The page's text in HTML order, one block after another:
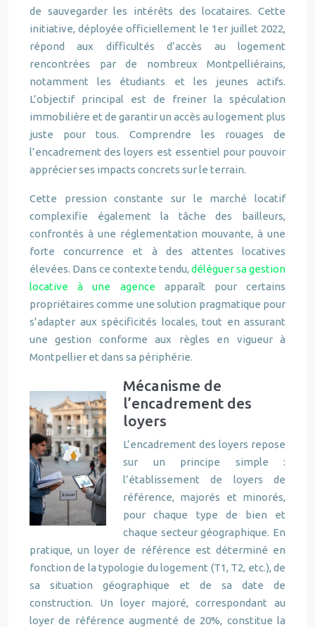
de sauvegarder les intérêts des locataires. Cette
initiative, déployée officiellement le 1er juillet 2022,
répond aux difficultés d’accès au logement
rencontrées par de nombreux Montpelliérains,
notamment les étudiants et les jeunes actifs.
L’objectif principal est de freiner la spéculation
immobilière et de garantir un accès au logement plus
juste pour tous. Comprendre les rouages de
l’encadrement des loyers est essentiel pour pouvoir
apprécier ses impacts concrets sur le terrain.
Cette pression constante sur le marché locatif
complexifie également la tâche des bailleurs,
confrontés à une réglementation mouvante, à une
forte concurrence et à des attentes locatives
élevées. Dans ce contexte tendu, déléguer sa gestion
locative à une agenceapparaît pour certains
propriétaires comme une solution pragmatique pour
s’adapter aux spécificités locales, tout en assurant
une gestion conforme aux règles en vigueur à
Montpellier et dans sa périphérie.
Mécanisme de
l’encadrement des
loyers
L’encadrement des loyers repose
sur un principe simple :
l’établissement de loyers de
référence, majorés et minorés,
pour chaque type de bien et
chaque secteur géographique. En
pratique, un loyer de référence est déterminé en
fonction de la typologie du logement (T1, T2, etc.), de
sa situation géographique et de sa date de
construction. Un loyer majoré, correspondant au
loyer de référence augmenté de 20%, constitue la